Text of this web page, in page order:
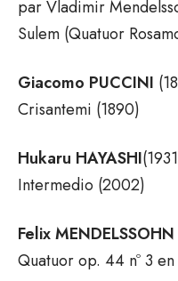
par Vladimir
Sulem (Quatuor
Giacomo PUCCINI
Crisantemi (1890)
Hukaru HAYASHI
Intermedio (2002)
Felix MENDELSSOHN
Quatuor op. 44 nº 3